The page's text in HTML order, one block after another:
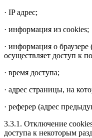
· IP адрес;
· информация из cookies;
· информация о
осуществляет доступ к
· время доступа;
· адрес страницы, на
· реферер (адрес
3.3.1. Отключение
доступа к некоторым